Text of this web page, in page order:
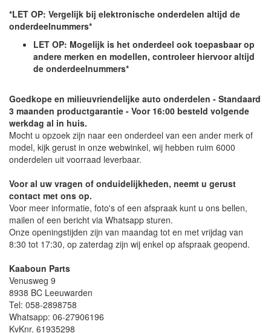
*LET OP: Vergelijk bij elektronische onderdelen altijd de
onderdeelnummers*
LET OP: Mogelijk is het onderdeel ook toepasbaar op
andere merken en modellen, controleer hiervoor altijd
de onderdeelnummers*
Goedkope en milieuvriendelijke auto onderdelen - Standaard
3 maanden productgarantie - Voor 16:00 besteld volgende
werkdag al in huis.
Mocht u opzoek zijn naar een onderdeel van een ander merk of
model, kijk gerust in onze webwinkel, wij hebben ruim 6000
onderdelen uit voorraad leverbaar.
Voor al uw vragen of onduidelijkheden, neemt u gerust
contact met ons op.
Voor meer informatie, foto's of een afspraak kunt u ons bellen,
mailen of een bericht via Whatsapp sturen.
Onze openingstijden zijn van maandag tot en met vrijdag van
8:30 tot 17:30, op zaterdag zijn wij enkel op afspraak geopend.
Kaaboun Parts
Venusweg 9
8938 BC Leeuwarden
Tel: 058-2898758
Whatsapp: 06-27906196
KvKnr. 61935298